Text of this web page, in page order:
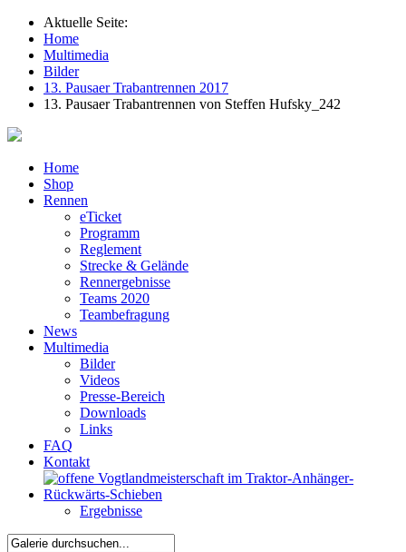
Aktuelle Seite:
Home
Multimedia
Bilder
13. Pausaer Trabantrennen 2017
13. Pausaer Trabantrennen von Steffen Hufsky_242
Home
Shop
Rennen
eTicket
Programm
Reglement
Strecke & Gelände
Rennergebnisse
Teams 2020
Teambefragung
News
Multimedia
Bilder
Videos
Presse-Bereich
Downloads
Links
FAQ
Kontakt
Ergebnisse